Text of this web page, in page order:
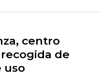
centro
de
uso